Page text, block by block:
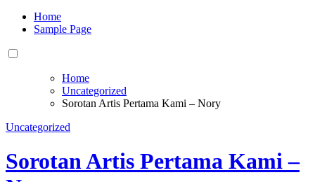
Home
Sample Page
Home
Uncategorized
Sorotan Artis Pertama Kami – Nory
Uncategorized
Sorotan Artis Pertama Kami –